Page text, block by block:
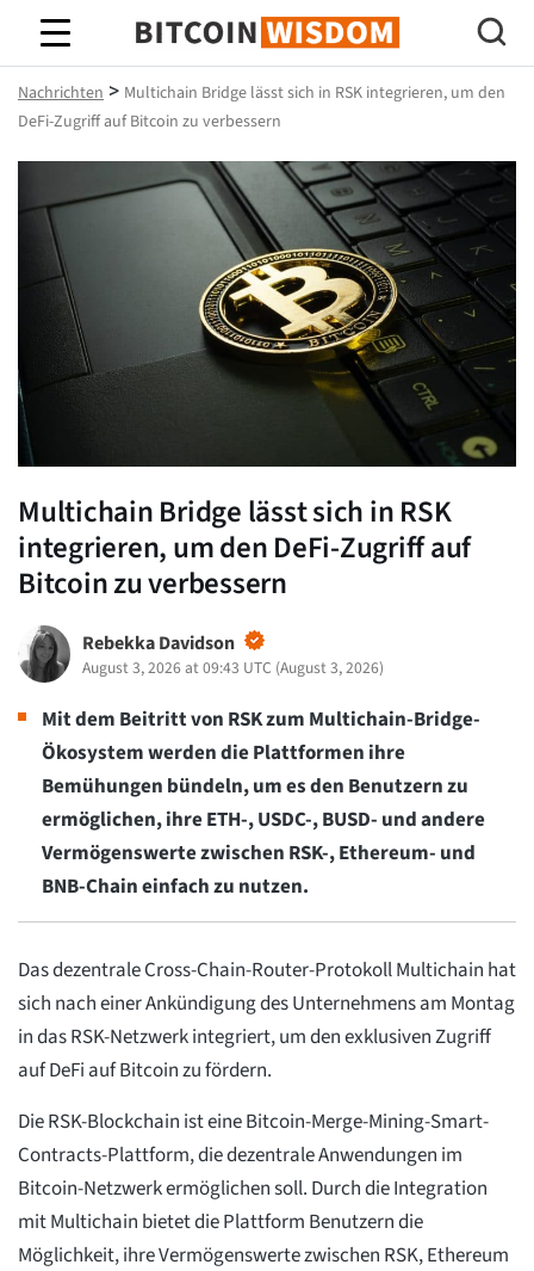
Bitcoin-Weisheit
Nachrichten > Multichain Bridge lässt sich in RSK integrieren, um den
DeFi-Zugriff auf Bitcoin zu verbessern
Multichain Bridge lässt sich in RSK
integrieren, um den DeFi-Zugriff auf
Bitcoin zu verbessern
Rebekka Davidson
August 3, 2026 at 09:43 UTC (August 3, 2026)
Mit dem Beitritt von RSK zum Multichain-Bridge-
Ökosystem werden die Plattformen ihre
Bemühungen bündeln, um es den Benutzern zu
ermöglichen, ihre ETH-, USDC-, BUSD- und andere
Vermögenswerte zwischen RSK-, Ethereum- und
BNB-Chain einfach zu nutzen.
Das dezentrale Cross-Chain-Router-Protokoll Multichain hat
sich nach einer Ankündigung des Unternehmens am Montag
in das RSK-Netzwerk integriert, um den exklusiven Zugriff
auf DeFi auf Bitcoin zu fördern.
Die RSK-Blockchain ist eine Bitcoin-Merge-Mining-Smart-
Contracts-Plattform, die dezentrale Anwendungen im
Bitcoin-Netzwerk ermöglichen soll. Durch die Integration
mit Multichain bietet die Plattform Benutzern die
Möglichkeit, ihre Vermögenswerte zwischen RSK, Ethereum